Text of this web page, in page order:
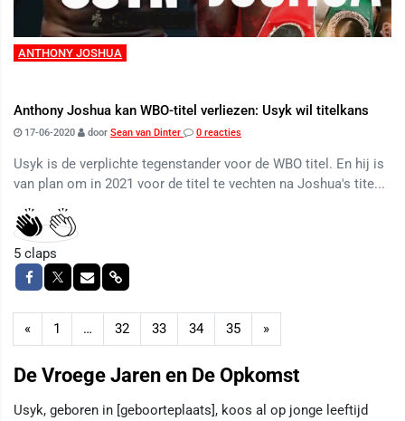
ANTHONY JOSHUA
Anthony Joshua kan WBO-titel verliezen: Usyk wil titelkans
17-06-2020 door Sean van Dinter 0 reacties
Usyk is de verplichte tegenstander voor de WBO titel. En hij is
van plan om in 2021 voor de titel te vechten na Joshua's tite...
5 claps
« 1 … 32 33 34 35 »
De Vroege Jaren en De Opkomst
Usyk, geboren in [geboorteplaats], koos al op jonge leeftijd